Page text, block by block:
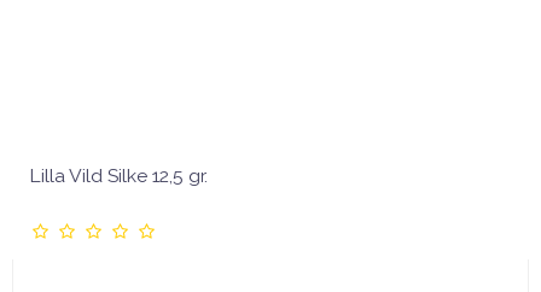
Lilla Vild Silke 12,5 gr.